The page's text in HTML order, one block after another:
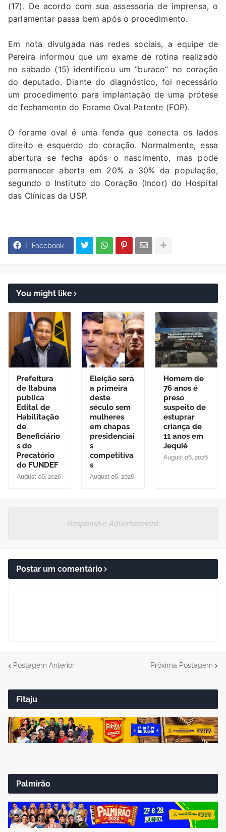
(17). De acordo com sua assessoria de imprensa, o
parlamentar passa bem após o procedimento.
Em nota divulgada nas redes sociais, a equipe de
Pereira informou que um exame de rotina realizado
no sábado (15) identificou um “buraco” no coração
do deputado. Diante do diagnóstico, foi necessário
um procedimento para implantação de uma prótese
de fechamento do Forame Oval Patente (FOP).
O forame oval é uma fenda que conecta os lados
direito e esquerdo do coração. Normalmente, essa
abertura se fecha após o nascimento, mas pode
permanecer aberta em 20% a 30% da população,
segundo o Instituto do Coração (Incor) do Hospital
das Clínicas da USP.
Facebook
You might like
Prefeitura
de Itabuna
publica
Edital de
Habilitação
de
Beneficiário
s do
Precatório
do FUNDEF
August 06, 2026
Eleição será
a primeira
deste
século sem
mulheres
em chapas
presidenciai
s
competitiva
s
August 06, 2026
Homem de
76 anos é
preso
suspeito de
estuprar
criança de
11 anos em
Jequié
August 06, 2026
Responsive Advertisement
Postar um comentário
Postagem Anterior Próxima Postagem
Fitaju
Palmirão